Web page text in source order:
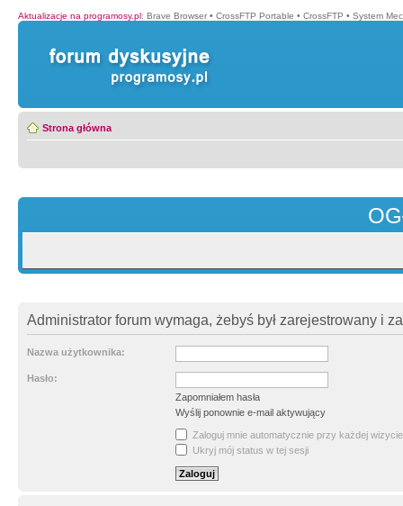
Aktualizacje na programosy.pl: Brave Browser • CrossFTP Portable • CrossFTP • System
Strona główna
Administrator forum wymaga, żebyś był zarejestrowany i
Nazwa użytkownika:
Hasło:
Zapomniałem hasła
Wyślij ponownie e-mail aktywujący
Zaloguj mnie automatycznie przy każdej wizycie
Ukryj mój status w tej sesji